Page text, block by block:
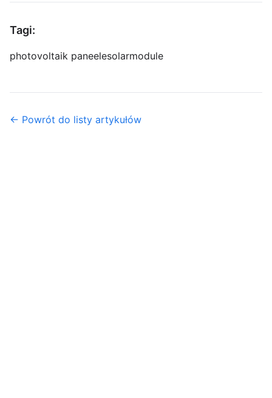
Tagi:
photovoltaik paneelesolarmodule
← Powrót do listy artykułów